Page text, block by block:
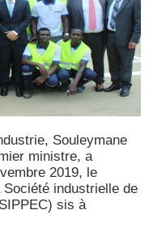
Souleymane
ministre, a
2019, le
industrielle de
sis à